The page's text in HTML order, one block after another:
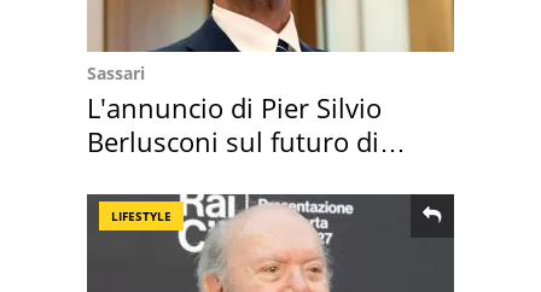
Sassari
L'annuncio di Pier Silvio
Berlusconi sul futuro di
LIFESTYLE